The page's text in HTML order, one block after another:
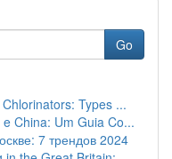
Go
Types ...
China: Um Guia Co...
7 трендов 2024